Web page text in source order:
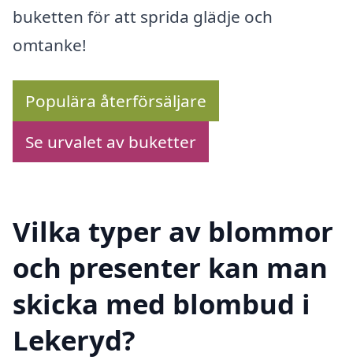
buketten för att sprida glädje och
omtanke!
Populära återförsäljare
Se urvalet av buketter
Vilka typer av blommor
och presenter kan man
skicka med blombud i
Lekeryd?